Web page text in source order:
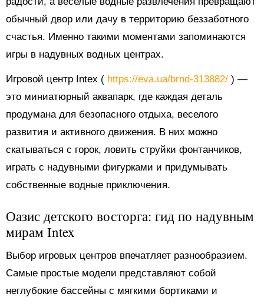
обычный двор или дачу в территорию беззаботного
счастья. Именно такими моментами запоминаются
игры в надувных водных центрах.
Игровой центр Intex ( https://eva.ua/brnd-313882/ ) —
это миниатюрный аквапарк, где каждая деталь
продумана для безопасного отдыха, веселого
развития и активного движения. В них можно
скатываться с горок, ловить струйки фонтанчиков,
играть с надувными фигурками и придумывать
собственные водные приключения.
Оазис детского восторга: гид по надувным
мирам Intex
Выбор игровых центров впечатляет разнообразием.
Самые простые модели представляют собой
неглубокие бассейны с мягкими бортиками и